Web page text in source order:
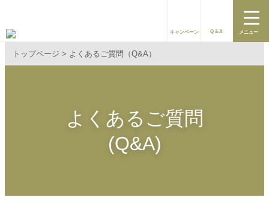
キャンペーン Q&A メニュー
トップページ よくあるご質問（Q&A）
よくあるご質問
(Q&A)